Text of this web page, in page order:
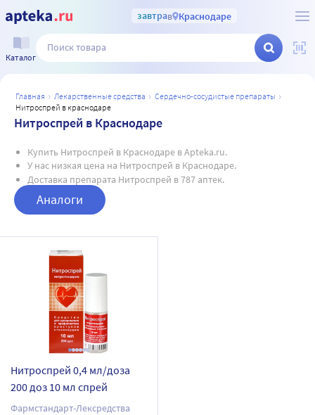
завтрав Краснодаре
Каталог
главная лекарственные средства
сердечно-сосудистые препараты
нитроспрей в краснодаре
Нитроспрей в Краснодаре
Купить Нитроспрей в Краснодаре в Apteka.ru.
У нас низкая цена на Нитроспрей в Краснодаре.
Доставка препарата Нитроспрей в 787 аптек.
Аналоги
Нитроспрей 0,4 мл/доза
200 доз 10 мл спрей
Фармстандарт-Лексредства